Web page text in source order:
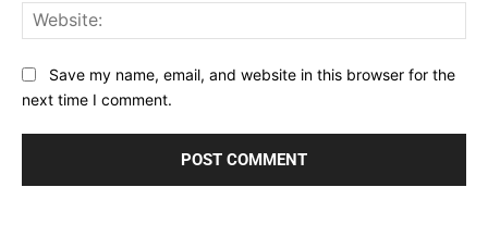
Save my name, email, and website in this browser for the
next time I comment.